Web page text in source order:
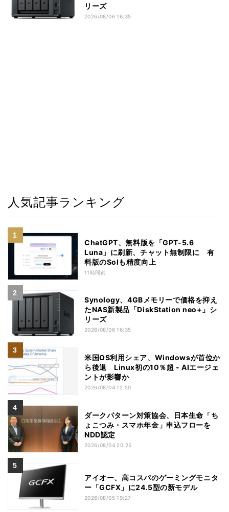
リーズ
2026/08/06 16:35
人気記事ランキング
ChatGPT、無料版を「GPT-5.6
Luna」に刷新、チャット無制限に 有
料版のSolも精度向上
11時間前
Synology、4GBメモリーで価格を抑え
たNAS新製品「DiskStation neo+」シ
リーズ
2026/08/06 16:35
米国OS利用シェア、Windowsが首位か
ら後退 Linux初の10％超 - AIエージェ
ントが影響か
2026/08/04 12:50
ダークパターン対策協会、日本生命「ち
ょこつみ・スマホ年金」申込フローを
NDD認定
2026/08/04 20:25
アイオー、高コスパのゲーミングモニタ
ー「GCFX」に24.5型の新モデル
2026/08/05 19:27